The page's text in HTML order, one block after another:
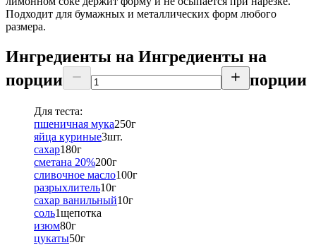
Подходит для бумажных и металлических форм любого
размера.
Ингредиенты на Ингредиенты на
порции
порции
Для теста:
пшеничная мука250г
яйца куриные3шт.
сахар180г
сметана 20%200г
сливочное масло100г
разрыхлитель10г
сахар ванильный10г
соль1щепотка
изюм80г
цукаты50г